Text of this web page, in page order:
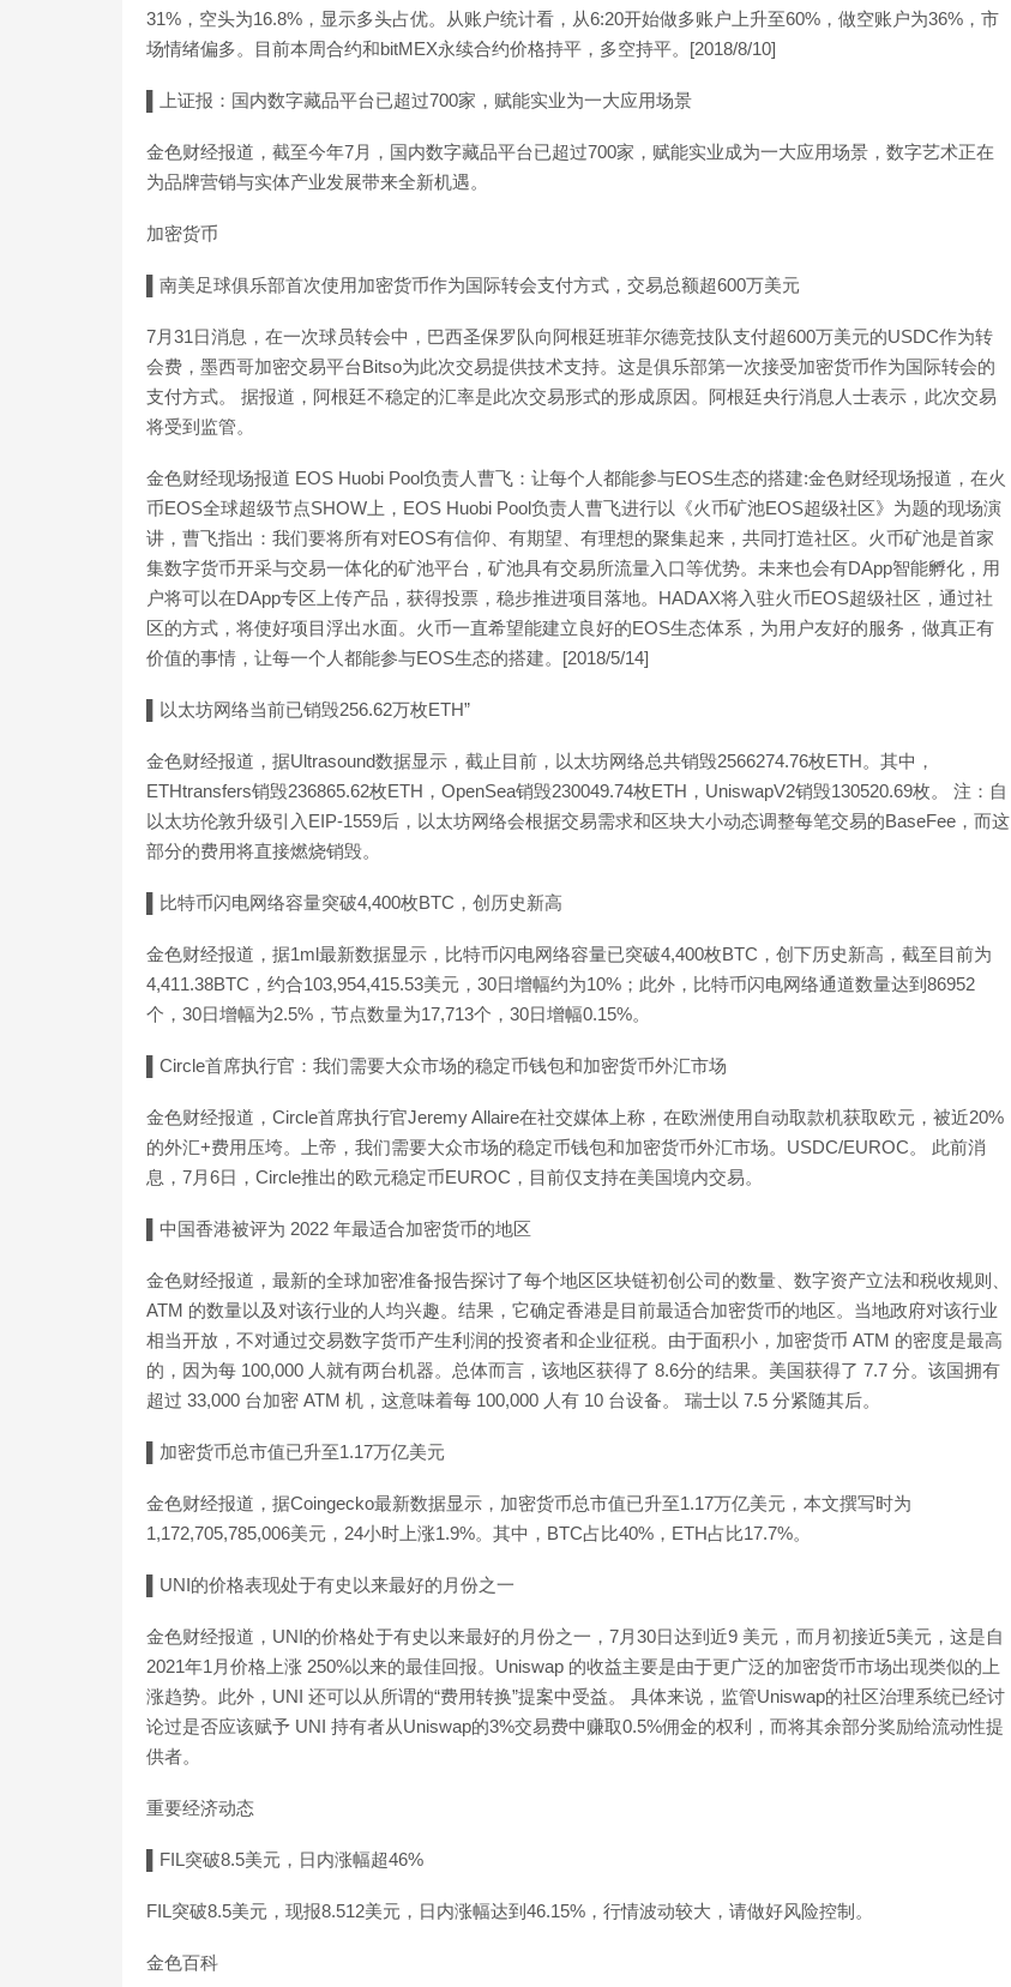
31%，空头为16.8%，显示多头占优。从账户统计看，从6:20开始做多账户上升至60%，做空账户为36%，市
场情绪偏多。目前本周合约和bitMEX永续合约价格持平，多空持平。[2018/8/10]
▌上证报：国内数字藏品平台已超过700家，赋能实业为一大应用场景
金色财经报道，截至今年7月，国内数字藏品平台已超过700家，赋能实业成为一大应用场景，数字艺术正在
为品牌营销与实体产业发展带来全新机遇。
加密货币
▌南美足球俱乐部首次使用加密货币作为国际转会支付方式，交易总额超600万美元
7月31日消息，在一次球员转会中，巴西圣保罗队向阿根廷班菲尔德竞技队支付超600万美元的USDC作为转
会费，墨西哥加密交易平台Bitso为此次交易提供技术支持。这是俱乐部第一次接受加密货币作为国际转会的
支付方式。 据报道，阿根廷不稳定的汇率是此次交易形式的形成原因。阿根廷央行消息人士表示，此次交易
将受到监管。
金色财经现场报道 EOS Huobi Pool负责人曹飞：让每个人都能参与EOS生态的搭建:金色财经现场报道，在火
币EOS全球超级节点SHOW上，EOS Huobi Pool负责人曹飞进行以《火币矿池EOS超级社区》为题的现场演
讲，曹飞指出：我们要将所有对EOS有信仰、有期望、有理想的聚集起来，共同打造社区。火币矿池是首家
集数字货币开采与交易一体化的矿池平台，矿池具有交易所流量入口等优势。未来也会有DApp智能孵化，用
户将可以在DApp专区上传产品，获得投票，稳步推进项目落地。HADAX将入驻火币EOS超级社区，通过社
区的方式，将使好项目浮出水面。火币一直希望能建立良好的EOS生态体系，为用户友好的服务，做真正有
价值的事情，让每一个人都能参与EOS生态的搭建。[2018/5/14]
▌以太坊网络当前已销毁256.62万枚ETH”
金色财经报道，据Ultrasound数据显示，截止目前，以太坊网络总共销毁2566274.76枚ETH。其中，
ETHtransfers销毁236865.62枚ETH，OpenSea销毁230049.74枚ETH，UniswapV2销毁130520.69枚。 注：自
以太坊伦敦升级引入EIP-1559后，以太坊网络会根据交易需求和区块大小动态调整每笔交易的BaseFee，而这
部分的费用将直接燃烧销毁。
▌比特币闪电网络容量突破4,400枚BTC，创历史新高
金色财经报道，据1ml最新数据显示，比特币闪电网络容量已突破4,400枚BTC，创下历史新高，截至目前为
4,411.38BTC，约合103,954,415.53美元，30日增幅约为10%；此外，比特币闪电网络通道数量达到86952
个，30日增幅为2.5%，节点数量为17,713个，30日增幅0.15%。
▌Circle首席执行官：我们需要大众市场的稳定币钱包和加密货币外汇市场
金色财经报道，Circle首席执行官Jeremy Allaire在社交媒体上称，在欧洲使用自动取款机获取欧元，被近20%
的外汇+费用压垮。上帝，我们需要大众市场的稳定币钱包和加密货币外汇市场。USDC/EUROC。 此前消
息，7月6日，Circle推出的欧元稳定币EUROC，目前仅支持在美国境内交易。
▌中国香港被评为 2022 年最适合加密货币的地区
金色财经报道，最新的全球加密准备报告探讨了每个地区区块链初创公司的数量、数字资产立法和税收规则、
ATM 的数量以及对该行业的人均兴趣。结果，它确定香港是目前最适合加密货币的地区。当地政府对该行业
相当开放，不对通过交易数字货币产生利润的投资者和企业征税。由于面积小，加密货币 ATM 的密度是最高
的，因为每 100,000 人就有两台机器。总体而言，该地区获得了 8.6分的结果。美国获得了 7.7 分。该国拥有
超过 33,000 台加密 ATM 机，这意味着每 100,000 人有 10 台设备。 瑞士以 7.5 分紧随其后。
▌加密货币总市值已升至1.17万亿美元
金色财经报道，据Coingecko最新数据显示，加密货币总市值已升至1.17万亿美元，本文撰写时为
1,172,705,785,006美元，24小时上涨1.9%。其中，BTC占比40%，ETH占比17.7%。
▌UNI的价格表现处于有史以来最好的月份之一
金色财经报道，UNI的价格处于有史以来最好的月份之一，7月30日达到近9 美元，而月初接近5美元，这是自
2021年1月价格上涨 250%以来的最佳回报。Uniswap 的收益主要是由于更广泛的加密货币市场出现类似的上
涨趋势。此外，UNI 还可以从所谓的“费用转换”提案中受益。 具体来说，监管Uniswap的社区治理系统已经讨
论过是否应该赋予 UNI 持有者从Uniswap的3%交易费中赚取0.5%佣金的权利，而将其余部分奖励给流动性提
供者。
重要经济动态
▌FIL突破8.5美元，日内涨幅超46%
FIL突破8.5美元，现报8.512美元，日内涨幅达到46.15%，行情波动较大，请做好风险控制。
金色百科